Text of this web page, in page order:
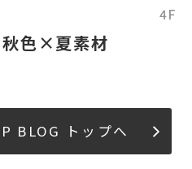
4F
4階メゾンレキップ 秋色×夏素材
BLOG トップへ